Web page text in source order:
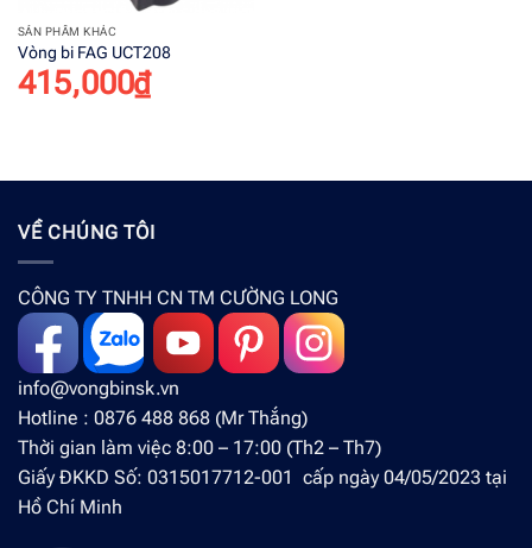
SẢN PHẨM KHÁC
Vòng bi FAG UCT208
415,000₫
VỀ CHÚNG TÔI
CÔNG TY TNHH CN TM CƯỜNG LONG
info@vongbinsk.vn
Hotline : 0876 488 868 (Mr Thắng)
Thời gian làm việc 8:00 – 17:00 (Th2 – Th7)
Giấy ĐKKD Số: 0315017712-001 cấp ngày 04/05/2023 tại
Hồ Chí Minh